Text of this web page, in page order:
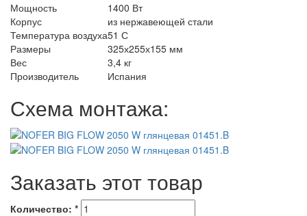
Мощность
1400 Вт
Корпус
из нержавеющей стали
Температура воздуха51 С
Размеры
325х255х155 мм
Вес
3,4 кг
Производитель
Испания
Схема монтажа:
Заказать этот товар
Количество: *